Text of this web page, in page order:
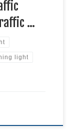
…
light